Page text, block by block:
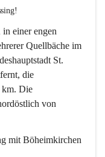
einer engen
Quellbäche im
St.
die
km. Die
von
mit Böheimkirchen